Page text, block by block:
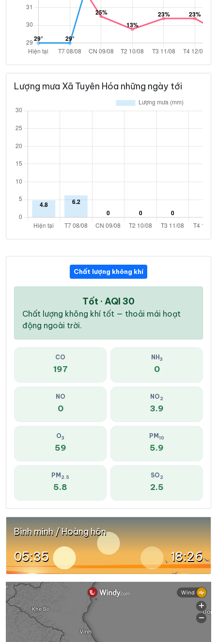
Lượng mưa Xã Tuyên Hóa những ngày tới
Chất lượng không khí
Tốt · AQI 30
Chất lượng không khí tốt — thoải mái hoạt
động ngoài trời.
CO
197
NH 3
0
NO
0
NO2
3.9
O3
59
PM 10
5.9
PM 2.5
5.8
SO2
2.5
Bình minh / Hoàng hôn
05:35 18:26